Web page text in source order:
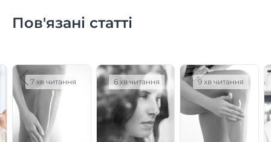
Пов'язані статті
7 хв читання 6 хв читання 9 хв читання